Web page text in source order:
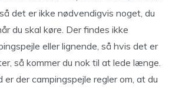
det er ikke nødvendigvis noget, du
du skal køre. Der findes ikke
eller lignende, så hvis det er
så kommer du nok til at lede længe.
der campingspejle regler om, at du